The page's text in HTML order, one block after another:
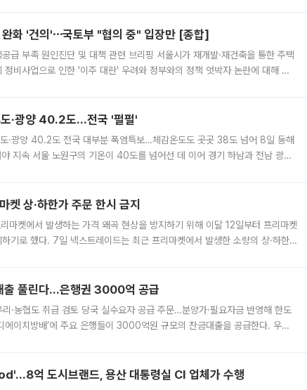
완화 '건의'⋯국토부 "협의 중" 입장만 [종합]
급 부족 원인진단 및 대책 관련 브리핑 서울시가 재개발·재건축을 통한 주택
비사업으로 인한 '이주 대란' 우려와 정부와의 정책 엇박자 논란에 대해 정
·광양 40.2도…전국 '펄펄'
·광양 40.2도 전국 대부분 폭염특보…체감온도도 곳곳 38도 넘어 8일 동해
지속 서울 노원구의 기온이 40도를 넘어선 데 이어 경기 하남과 전남 광양
켓 상·하한가 주문 한시 금지
마켓에서 발생하는 가격 왜곡 현상을 방지하기 위해 이달 12일부터 프리마켓
기로 했다. 7일 넥스트레이드는 최근 프리마켓에서 발생한 소량의 상·하한
출 풀린다…은행권 3000억 공급
·농협도 취급 검토 당국 실수요자 공급 주문…분양가·필요자금 반영해 한도
에이치방배’에 주요 은행들이 3000억원 규모의 잔금대출을 공급한다. 우리
억 도시브랜드, 용산 대통령실 CI 업체가 수행